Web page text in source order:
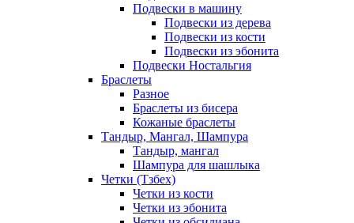
Подвески в машину
Подвески из дерева
Подвески из кости
Подвески из эбонита
Подвески Ностальгия
Браслеты
Разное
Браслеты из бисера
Кожаные браслеты
Тандыр, Мангал, Шампура
Тандыр, мангал
Шампура для шашлыка
Четки (Тзбех)
Четки из кости
Четки из эбонита